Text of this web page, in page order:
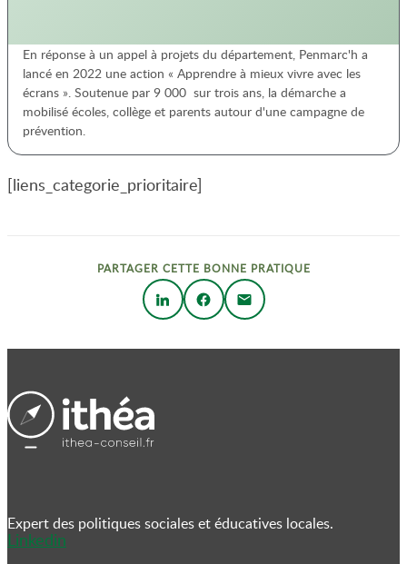
En réponse à un appel à projets du département, Penmarc'h a
lancé en 2022 une action « Apprendre à mieux vivre avec les
écrans ». Soutenue par 9 000  sur trois ans, la démarche a
mobilisé écoles, collège et parents autour d'une campagne de
prévention.
[liens_categorie_prioritaire]
PARTAGER CETTE BONNE PRATIQUE
Expert des politiques sociales et éducatives locales.
Linkedin